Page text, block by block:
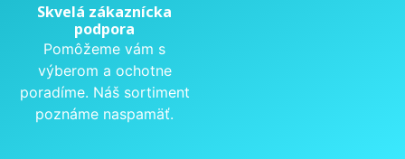
Skvelá zákaznícka
podpora
Pomôžeme vám s
výberom a ochotne
poradíme. Náš sortiment
poznáme naspamäť.